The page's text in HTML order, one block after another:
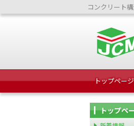
コンクリート
トップページ
トップペ